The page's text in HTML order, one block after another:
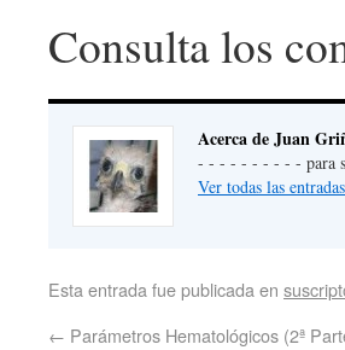
Consulta los
Acerca de Juan
- - - - - - - - - - para
Ver todas las
Esta entrada fue publicada en
← Parámetros Hematológicos (2ª